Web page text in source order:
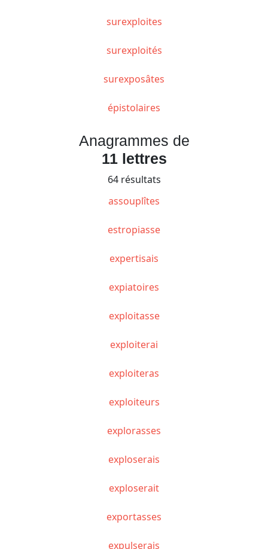
surexploites
surexploités
surexposâtes
épistolaires
Anagrammes de
11 lettres
64 résultats
assouplîtes
estropiasse
expertisais
expiatoires
exploitasse
exploiterai
exploiteras
exploiteurs
explorasses
exploserais
exploserait
exportasses
expulserais